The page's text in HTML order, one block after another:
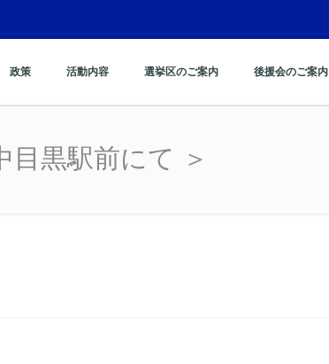
政策 活動内容 選挙区のご案内 後援会のご案内
目黒駅前にて ＞